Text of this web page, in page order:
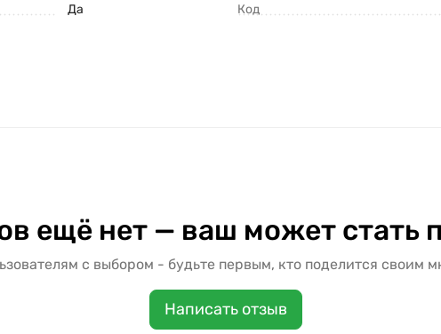
Да Код
ещё нет — ваш может стать
с выбором - будьте первым, кто поделится своим
Написать отзыв